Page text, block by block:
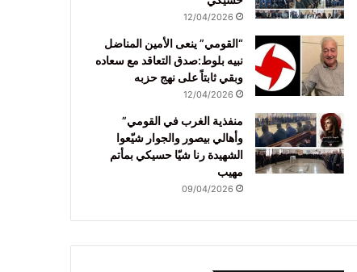
12/04/2026
“القومي” ينعى الأمين المناضل
نبيه بلوط:صدق التعاقد مع سعاده
وبقي ثابتاً على نهج حزبه
12/04/2026
منفذية الغرب في القومي”
وأهالي بيصور والجوار شيّعوا
الشهيدة رنا شيّا حسيكي بمأتم
مهيب
09/04/2026